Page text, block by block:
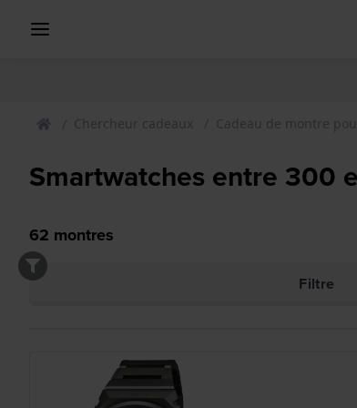
Chercheur cadeaux Cadeau de montre
Smartwatches entre 300
62 montres
Filtre